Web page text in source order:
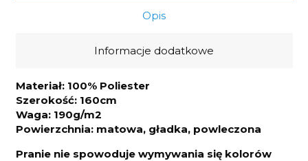
Opis
Informacje dodatkowe
Materiał: 100% Poliester
Szerokość: 160cm
Waga: 190g/m2
Powierzchnia: matowa, gładka, powleczona
Pranie nie spowoduje wymywania się kolorów